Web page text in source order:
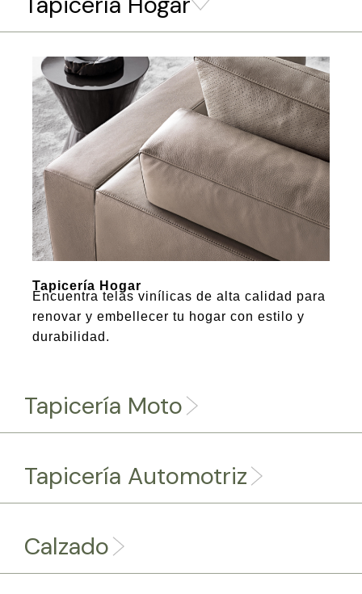
Tapicería Moto
Tapicería Automotriz
Calzado
Tapicería Hogar
Encuentra telas vinílicas de alta calidad para
renovar y embellecer tu hogar con estilo y
durabilidad.